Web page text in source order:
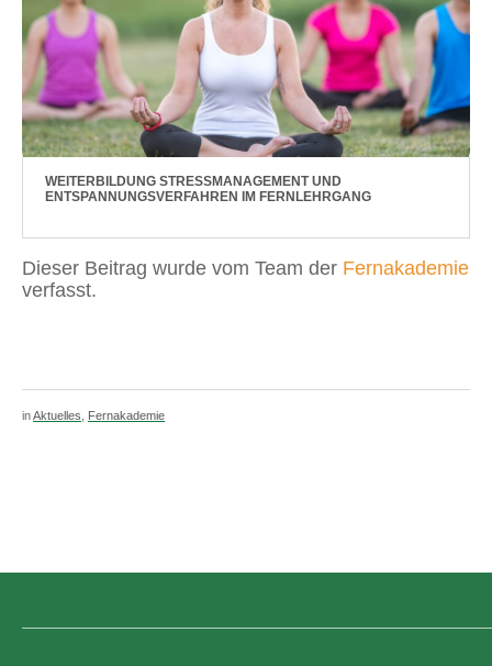
WEITERBILDUNG STRESSMANAGEMENT UND
ENTSPANNUNGSVERFAHREN IM FERNLEHRGANG
Dieser Beitrag wurde vom Team der Fernakademie
verfasst.
inAktuelles Fernakademie